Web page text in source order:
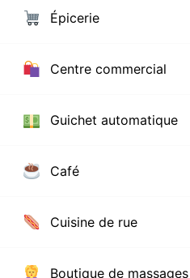
Épicerie
Centre commercial
Guichet automatique
Café
Cuisine de rue
Boutique de massages